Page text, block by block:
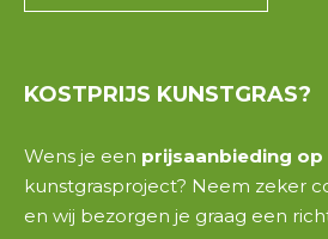
KOSTPRIJS KUNSTGRAS?
Wens je een prijsaanbieding
kunstgrasproject? Neem zeker
en wij bezorgen je graag een